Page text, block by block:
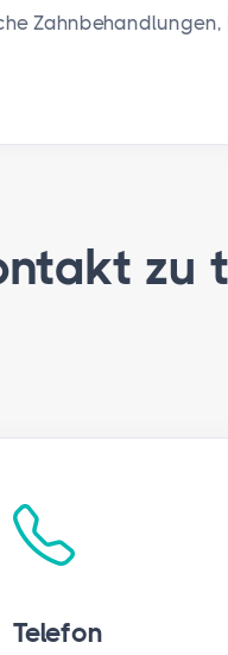
Zahnbehandlungen,
zu
Telefon